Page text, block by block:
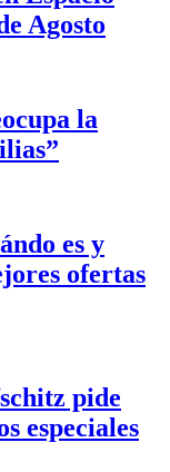
Agosto
la
es y
ofertas
pide
especiales